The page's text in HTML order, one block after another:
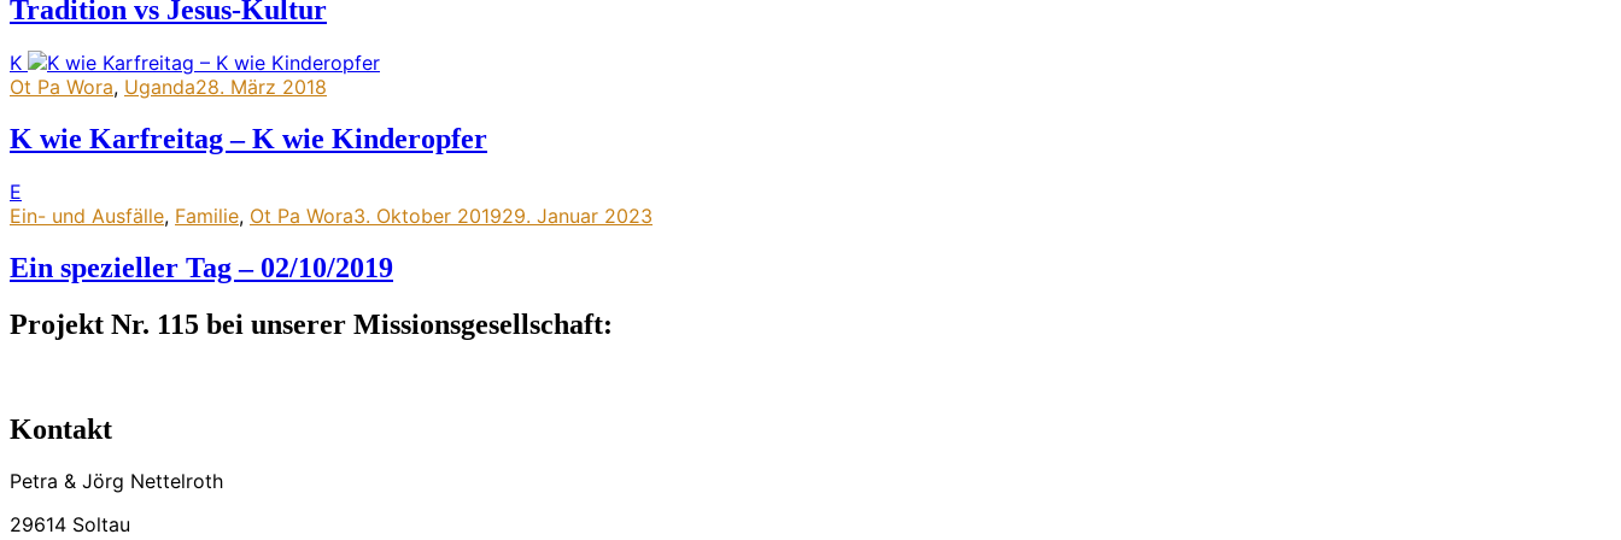
Tradition vs Jesus-Kultur
K
Ot Pa Wora, Uganda28. März 2018
K wie Karfreitag – K wie Kinderopfer
E
Ein- und Ausfälle, Familie, Ot Pa Wora3. Oktober 201929. Januar 2023
Ein spezieller Tag – 02/10/2019
Projekt Nr. 115 bei unserer Missionsgesellschaft:
Kontakt
Petra & Jörg Nettelroth
29614 Soltau